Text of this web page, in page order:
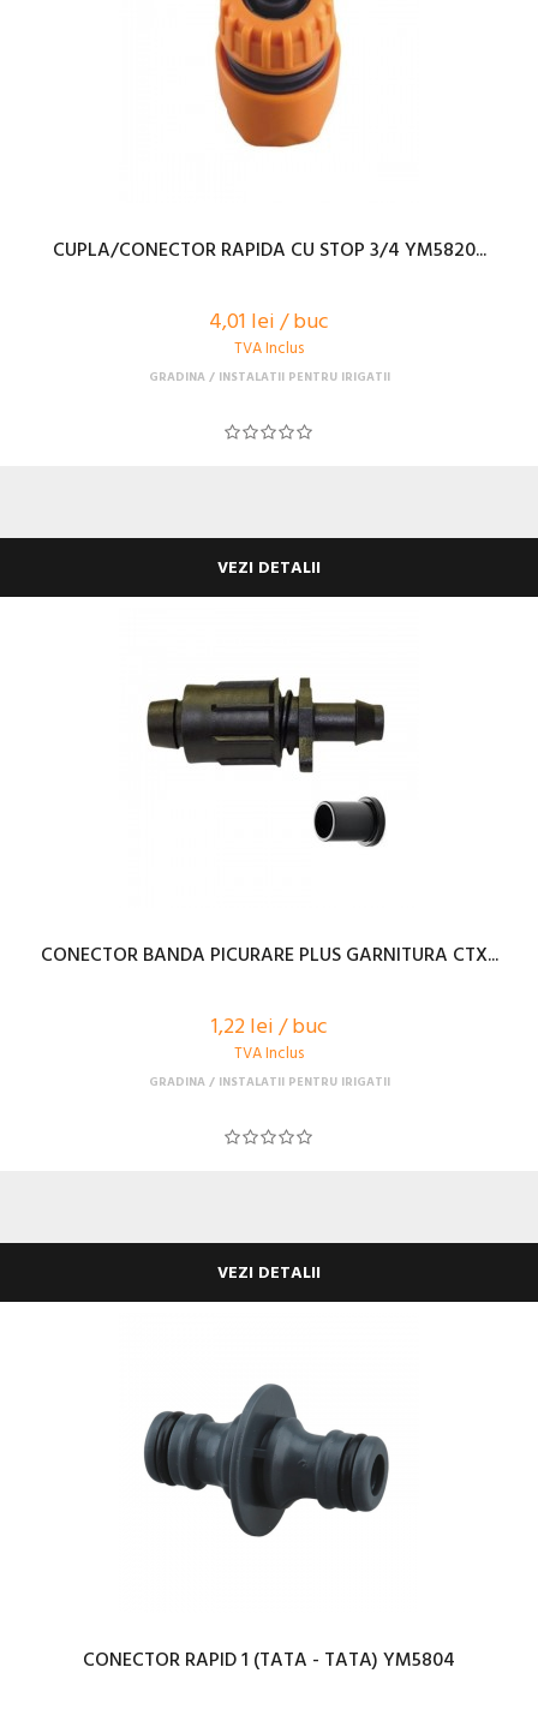
CUPLA/CONECTOR RAPIDA CU STOP 3/4 YM5820...
4,01 lei / buc
TVA Inclus
GRADINA INSTALATII PENTRU IRIGATII
VEZI DETALII
CONECTOR BANDA PICURARE PLUS GARNITURA CTX...
1,22 lei / buc
TVA Inclus
GRADINA INSTALATII PENTRU IRIGATII
VEZI DETALII
CONECTOR RAPID 1 (TATA - TATA) YM5804